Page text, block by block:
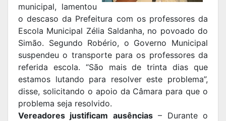
municipal, lamentou
o descaso da Prefeitura com os professores da
Escola Municipal Zélia Saldanha, no povoado do
Simão. Segundo Robério, o Governo Municipal
suspendeu o transporte para os professores da
referida escola. “São mais de trinta dias que
estamos lutando para resolver este problema”,
disse, solicitando o apoio da Câmara para que o
problema seja resolvido.
Vereadores justificam ausências– Durante o